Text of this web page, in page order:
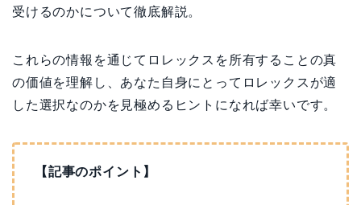
受けるのかについて徹底解説。
これらの情報を通じてロレックスを所有することの真
の価値を理解し、あなた自身にとってロレックスが適
した選択なのかを見極めるヒントになれば幸いです。
【記事のポイント】